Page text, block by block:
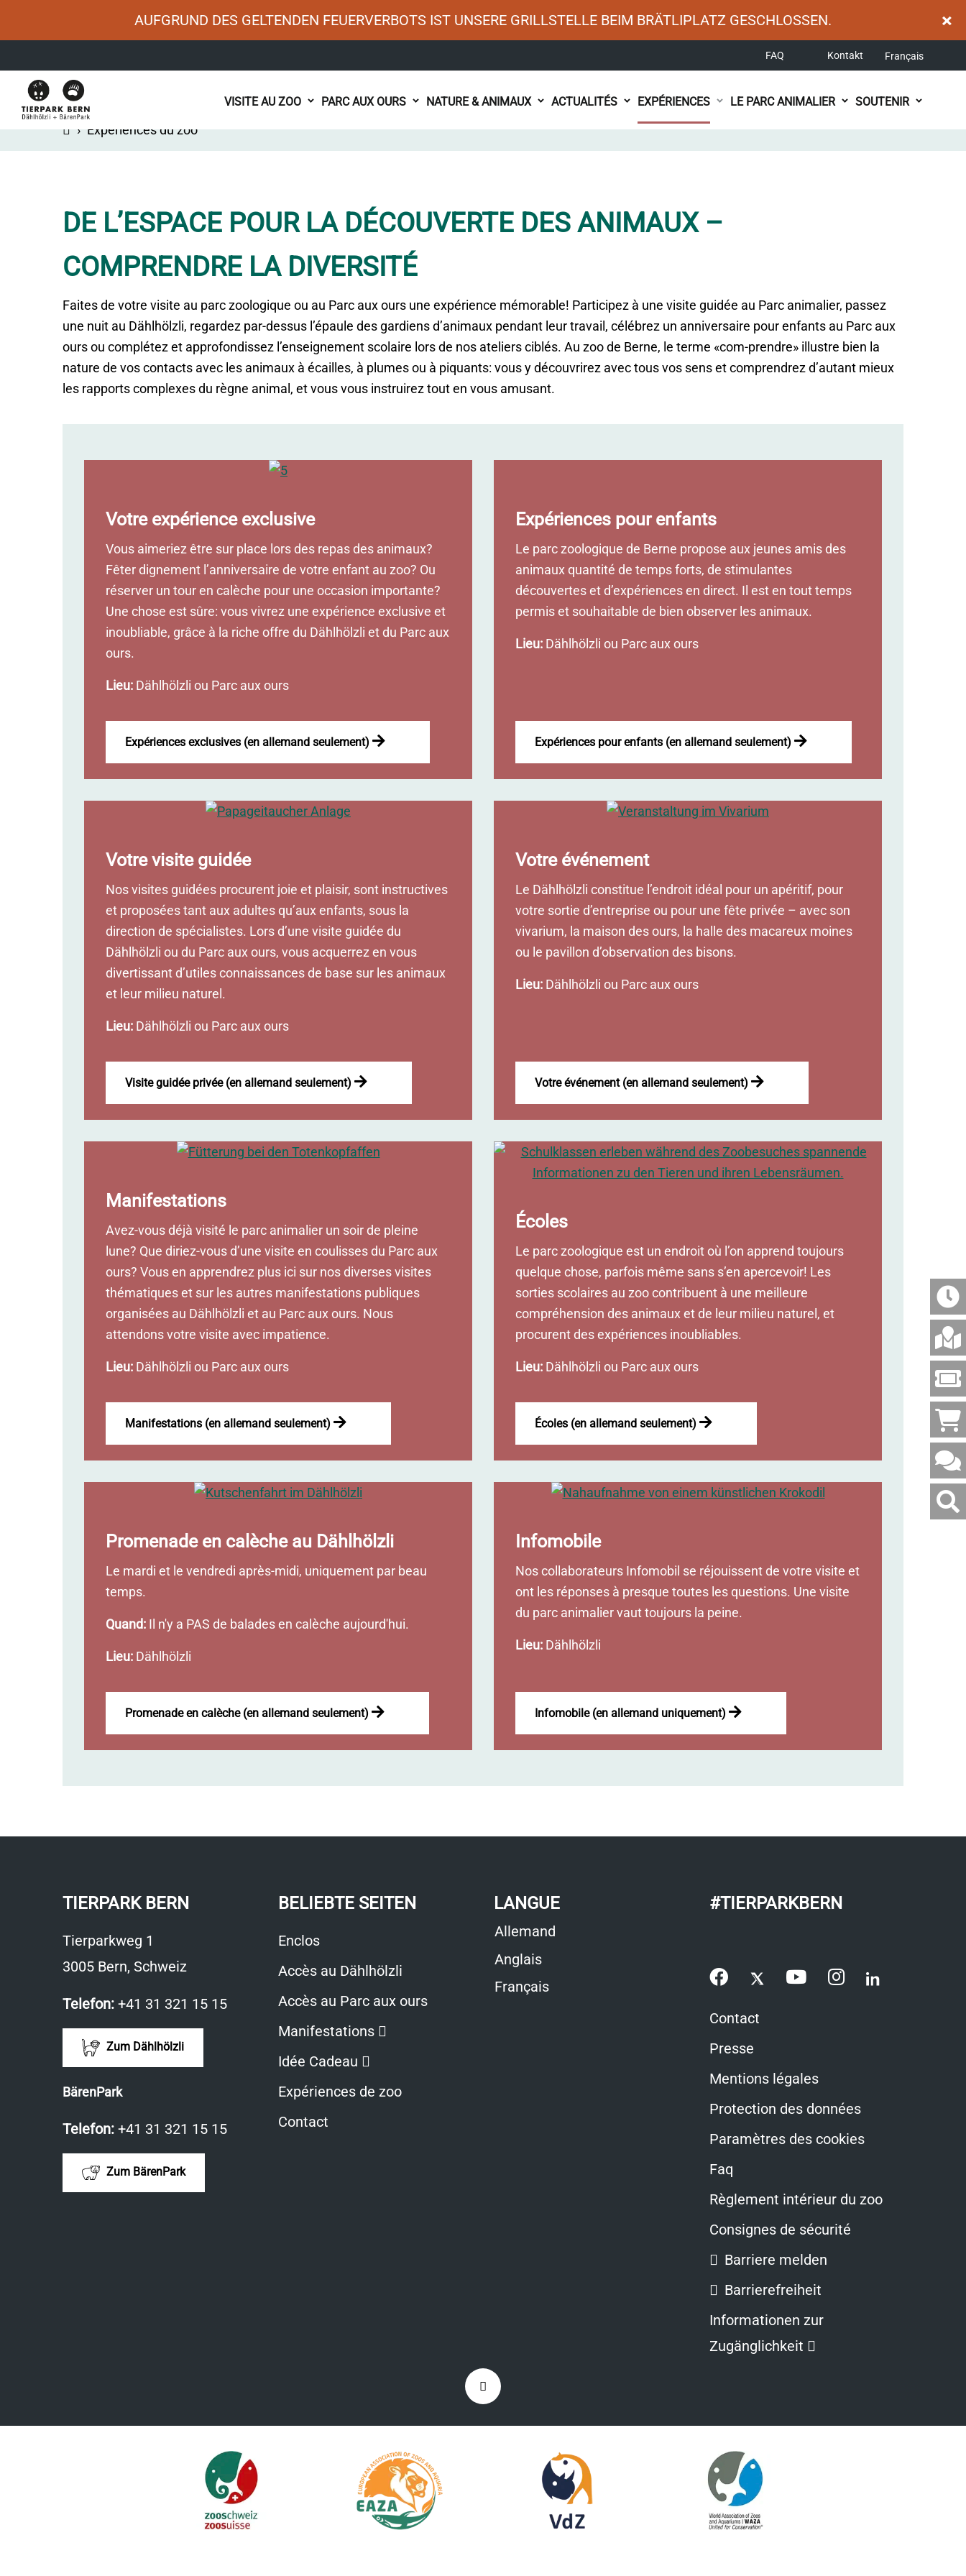
AUFGRUND DES GELTENDEN FEUERVERBOTS IST UNSERE GRILLSTELLE BEIM BRÄTLIPLATZ GESCHLOSSEN. ×
FAQ Kontakt Français
navigation
VISITE AU ZOO PARC AUX OURS NATURE & ANIMAUX ACTUALITÉS EXPÉRIENCES LE PARC ANIMALIER SOUTENIR
› Expériences du zoo
DE L’ESPACE POUR LA DÉCOUVERTE DES ANIMAUX –
COMPRENDRE LA DIVERSITÉ
Faites de votre visite au parc zoologique ou au Parc aux ours une expérience mémorable! Participez à une visite guidée au Parc animalier, passez
une nuit au Dählhölzli, regardez par-dessus l’épaule des gardiens d’animaux pendant leur travail, célébrez un anniversaire pour enfants au Parc aux
ours ou complétez et approfondissez l’enseignement scolaire lors de nos ateliers ciblés. Au zoo de Berne, le terme «com-prendre» illustre bien la
nature de vos contacts avec les animaux à écailles, à plumes ou à piquants: vous y découvrirez avec tous vos sens et comprendrez d’autant mieux
les rapports complexes du règne animal, et vous vous instruirez tout en vous amusant.
Votre expérience exclusive
Vous aimeriez être sur place lors des repas des animaux?
Fêter dignement l’anniversaire de votre enfant au zoo? Ou
réserver un tour en calèche pour une occasion importante?
Une chose est sûre: vous vivrez une expérience exclusive et
inoubliable, grâce à la riche offre du Dählhölzli et du Parc aux
ours.
Lieu: Dählhölzli ou Parc aux ours
Expériences exclusives (en allemand seulement)
Expériences pour enfants
Le parc zoologique de Berne propose aux jeunes amis des
animaux quantité de temps forts, de stimulantes
découvertes et d’expériences en direct. Il est en tout temps
permis et souhaitable de bien observer les animaux.
Lieu: Dählhölzli ou Parc aux ours
Expériences pour enfants (en allemand seulement)
Votre visite guidée
Nos visites guidées procurent joie et plaisir, sont instructives
et proposées tant aux adultes qu’aux enfants, sous la
direction de spécialistes. Lors d’une visite guidée du
Dählhölzli ou du Parc aux ours, vous acquerrez en vous
divertissant d’utiles connaissances de base sur les animaux
et leur milieu naturel.
Lieu: Dählhölzli ou Parc aux ours
Visite guidée privée (en allemand seulement)
Votre événement
Le Dählhölzli constitue l’endroit idéal pour un apéritif, pour
votre sortie d’entreprise ou pour une fête privée – avec son
vivarium, la maison des ours, la halle des macareux moines
ou le pavillon d’observation des bisons.
Lieu: Dählhölzli ou Parc aux ours
Votre événement (en allemand seulement)
Manifestations
Avez-vous déjà visité le parc animalier un soir de pleine
lune? Que diriez-vous d’une visite en coulisses du Parc aux
ours? Vous en apprendrez plus ici sur nos diverses visites
thématiques et sur les autres manifestations publiques
organisées au Dählhölzli et au Parc aux ours. Nous
attendons votre visite avec impatience.
Lieu: Dählhölzli ou Parc aux ours
Manifestations (en allemand seulement)
Écoles
Le parc zoologique est un endroit où l’on apprend toujours
quelque chose, parfois même sans s’en apercevoir! Les
sorties scolaires au zoo contribuent à une meilleure
compréhension des animaux et de leur milieu naturel, et
procurent des expériences inoubliables.
Lieu: Dählhölzli ou Parc aux ours
Écoles (en allemand seulement)
Promenade en calèche au Dählhölzli
Le mardi et le vendredi après-midi, uniquement par beau
temps.
Quand: Il n'y a PAS de balades en calèche aujourd'hui.
Lieu: Dählhölzli
Promenade en calèche (en allemand seulement)
Infomobile
Nos collaborateurs Infomobil se réjouissent de votre visite et
ont les réponses à presque toutes les questions. Une visite
du parc animalier vaut toujours la peine.
Lieu: Dählhölzli
Infomobile (en allemand uniquement)
TIERPARK BERN
Tierparkweg 1
3005 Bern, Schweiz
Telefon: +41 31 321 15 15
Zum Dählhölzli
BärenPark
Telefon: +41 31 321 15 15
Zum BärenPark
BELIEBTE SEITEN
Enclos
Accès au Dählhölzli
Accès au Parc aux ours
Manifestations
Idée Cadeau
dans
Expériences de zoo
Contact
LANGUE
Allemand
Anglais
Français
#TIERPARKBERN
Contact
Presse
Mentions légales
Protection des données
Paramètres des cookies
Faq
Règlement intérieur du zoo
Consignes de sécurité
Barriere melden
Barrierefreiheit
Informationen zur
Zugänglichkeit
nouvelle
Zurück